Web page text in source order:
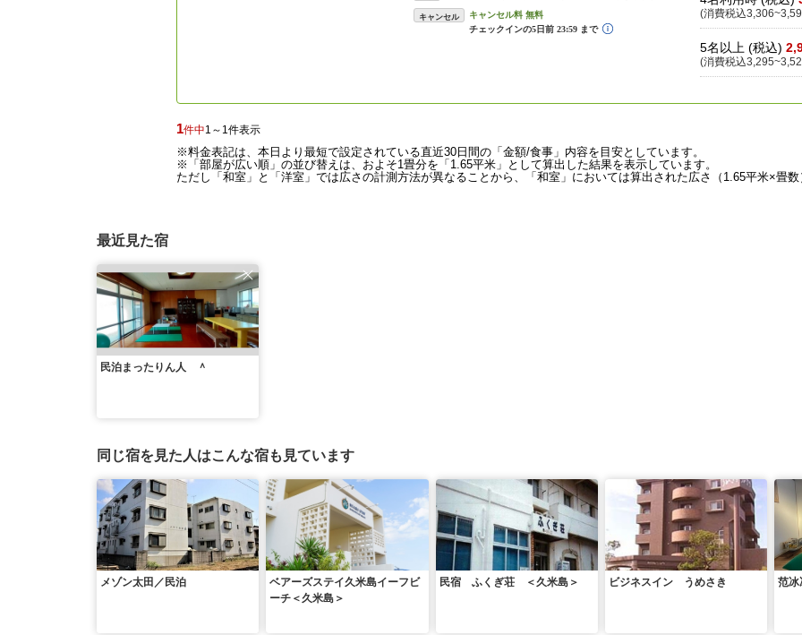
キャンセル (消費税込
5名以上 (税込)
(消費税込
1件中1～1件表示
※料金表記は、本日より最短で設定されている直近30日間の「金額/食事」内容を目安としています。
※「部屋が広い順」の並び替えは、およそ1畳分を「1.65平米」として算出した結果を表示しています。
ただし「和室」と「洋室」では広さの計測方法が異なることから、「和室」においては算出された広さ（1.65平米×畳
最近見た宿
民泊まったりん人 ＾
同じ宿を見た人はこんな宿も見ています
メゾン太田／民泊
ベアーズステイ久米島イーフビ
ーチ＜久米島＞
民宿 ふくぎ荘 ＜久米島＞ ビジネスイン うめさき 范